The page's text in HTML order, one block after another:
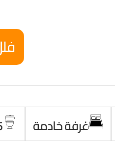
غرفة خادمة 5